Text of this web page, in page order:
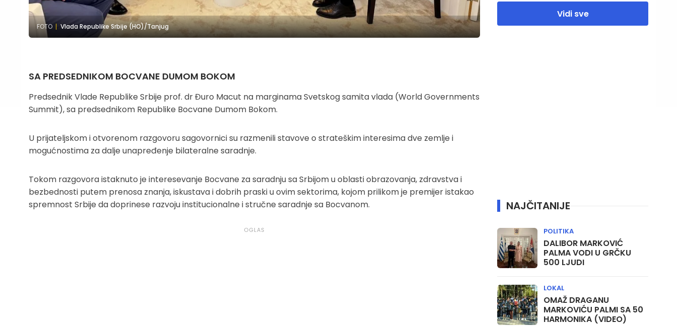
FOTO Vlada Republike Srbije (HO)/Tanjug
SA PREDSEDNIKOM BOCVANE DUMOM BOKOM
Predsednik Vlade Republike Srbije prof. dr Đuro Macut na marginama Svetskog samita vlada (World Governments
Summit), sa predsednikom Republike Bocvane Dumom Bokom.
U prijateljskom i otvorenom razgovoru sagovornici su razmenili stavove o strateškim interesima dve zemlje i
mogućnostima za dalje unapređenje bilateralne saradnje.
Tokom razgovora istaknuto je interesevanje Bocvane za saradnju sa Srbijom u oblasti obrazovanja, zdravstva i
bezbednosti putem prenosa znanja, iskustava i dobrih praski u ovim sektorima, kojom prilikom je premijer istakao
spremnost Srbije da doprinese razvoju institucionalne i stručne saradnje sa Bocvanom.
Vidi sve
NAJČITANIJE
DALIBOR MARKOVIĆ
PALMA VODI U GRČKU
500 LJUDI
POLITIKA
OMAŽ DRAGANU
MARKOVIĆU PALMI SA 50
HARMONIKA (VIDEO)
LOKAL